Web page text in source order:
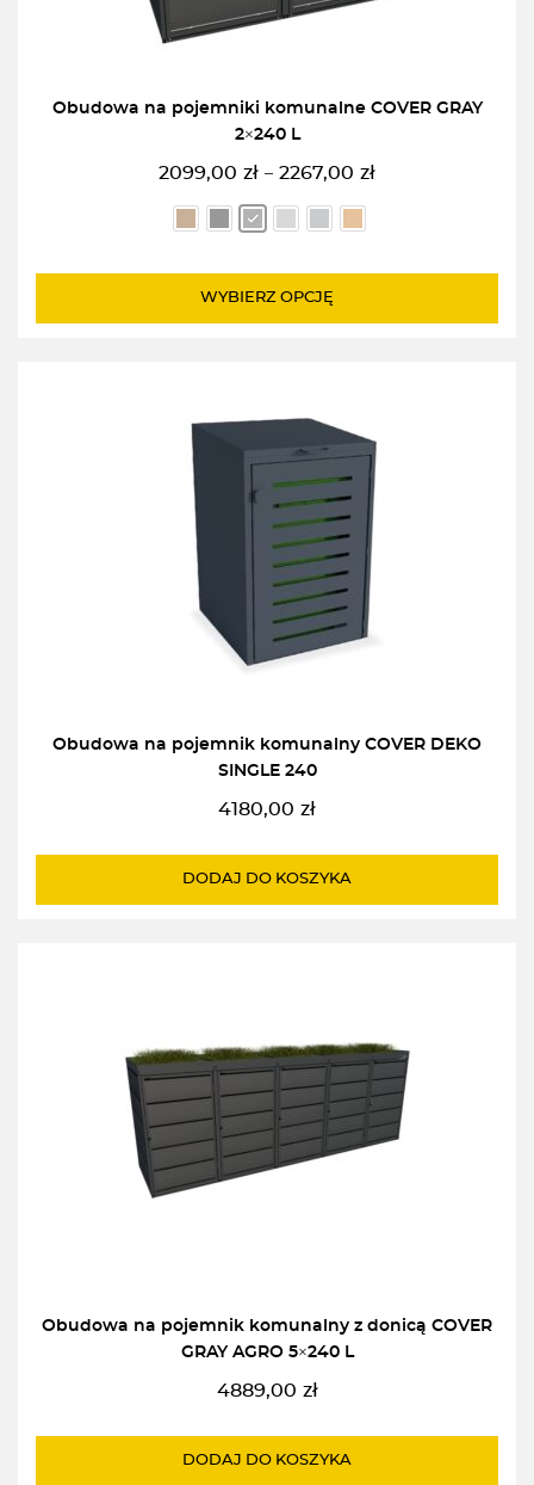
Obudowa na pojemniki komunalne COVER GRAY
2×240 L
2099,00 zł – 2267,00 zł
Zakres
cen:
od
do
WYBIERZ OPCJĘ
Obudowa na pojemnik komunalny COVER DEKO
SINGLE 240
4180,00 zł
DODAJ DO KOSZYKA
Obudowa na pojemnik komunalny z donicą COVER
GRAY AGRO 5×240 L
4889,00 zł
DODAJ DO KOSZYKA